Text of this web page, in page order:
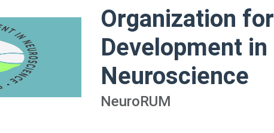
Organization for
Development in
Neuroscience
NeuroRUM